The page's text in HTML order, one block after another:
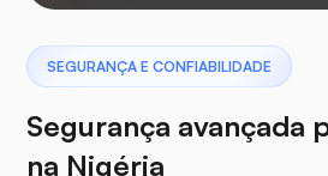
SEGURANÇA E CONFIABILIDADE
Segurança avançada
na Nigéria